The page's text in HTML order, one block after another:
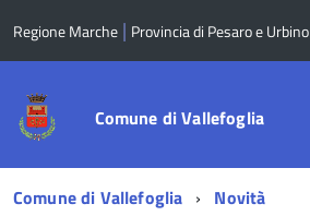
Regione Marche | Provincia di Pesaro e Urbino
Comune di Vallefoglia
Menu
Comune di Vallefoglia Novità